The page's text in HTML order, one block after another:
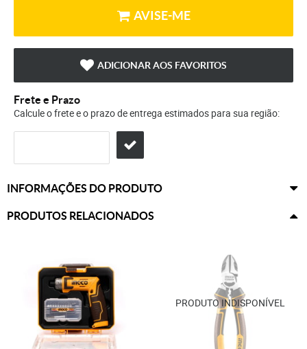
AVISE-ME
ADICIONAR AOS FAVORITOS
Frete e Prazo
Calcule o frete e o prazo de entrega estimados para sua região:
INFORMAÇÕES DO PRODUTO
PRODUTOS RELACIONADOS